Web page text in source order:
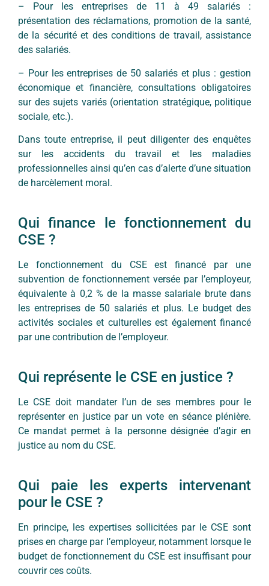
– Pour les entreprises de 11 à 49 salariés :
présentation des réclamations, promotion de la santé,
de la sécurité et des conditions de travail, assistance
des salariés.
– Pour les entreprises de 50 salariés et plus : gestion
économique et financière, consultations obligatoires
sur des sujets variés (orientation stratégique, politique
sociale, etc.).
Dans toute entreprise, il peut diligenter des enquêtes
sur les accidents du travail et les maladies
professionnelles ainsi qu’en cas d’alerte d’une situation
de harcèlement moral.
Qui finance le fonctionnement du
CSE ?
Le fonctionnement du CSE est financé par une
subvention de fonctionnement versée par l’employeur,
équivalente à 0,2 % de la masse salariale brute dans
les entreprises de 50 salariés et plus. Le budget des
activités sociales et culturelles est également financé
par une contribution de l’employeur.
Qui représente le CSE en justice ?
Le CSE doit mandater l’un de ses membres pour le
représenter en justice par un vote en séance plénière.
Ce mandat permet à la personne désignée d’agir en
justice au nom du CSE.
Qui paie les experts intervenant
pour le CSE ?
En principe, les expertises sollicitées par le CSE sont
prises en charge par l’employeur, notamment lorsque le
budget de fonctionnement du CSE est insuffisant pour
couvrir ces coûts.